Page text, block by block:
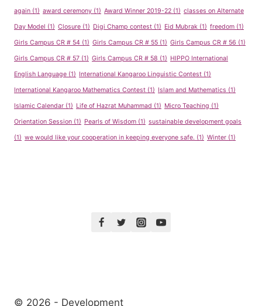
again (1) award ceremony (1) Award Winner 2019-22 (1) classes on Alternate
Day Model (1) Closure (1) Digi Champ contest (1) Eid Mubrak (1) freedom (1)
Girls Campus CR # 54 (1) Girls Campus CR # 55 (1) Girls Campus CR # 56 (1)
Girls Campus CR # 57 (1) Girls Campus CR # 58 (1) HIPPO International
English Language (1) International Kangaroo Linguistic Contest (1)
International Kangaroo Mathematics Contest (1) Islam and Mathematics (1)
Islamic Calendar (1) Life of Hazrat Muhammad (1) Micro Teaching (1)
Orientation Session (1) Pearls of Wisdom (1) sustainable development goals
(1) we would like your cooperation in keeping everyone safe. (1) Winter (1)
© 2026 - Development